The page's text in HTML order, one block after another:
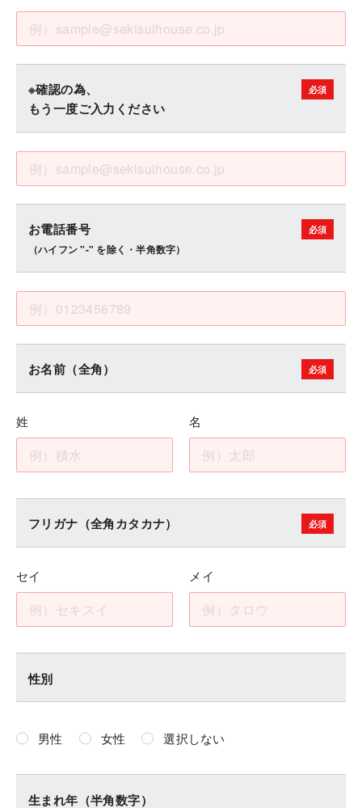
※確認の為、
もう一度ご入力ください
お電話番号
（ハイフン "-" を除く・半角数字）
お名前（全角）
姓 名
フリガナ（全角カタカナ）
セイ メイ
性別
男性 女性 選択しない
生まれ年（半角数字）